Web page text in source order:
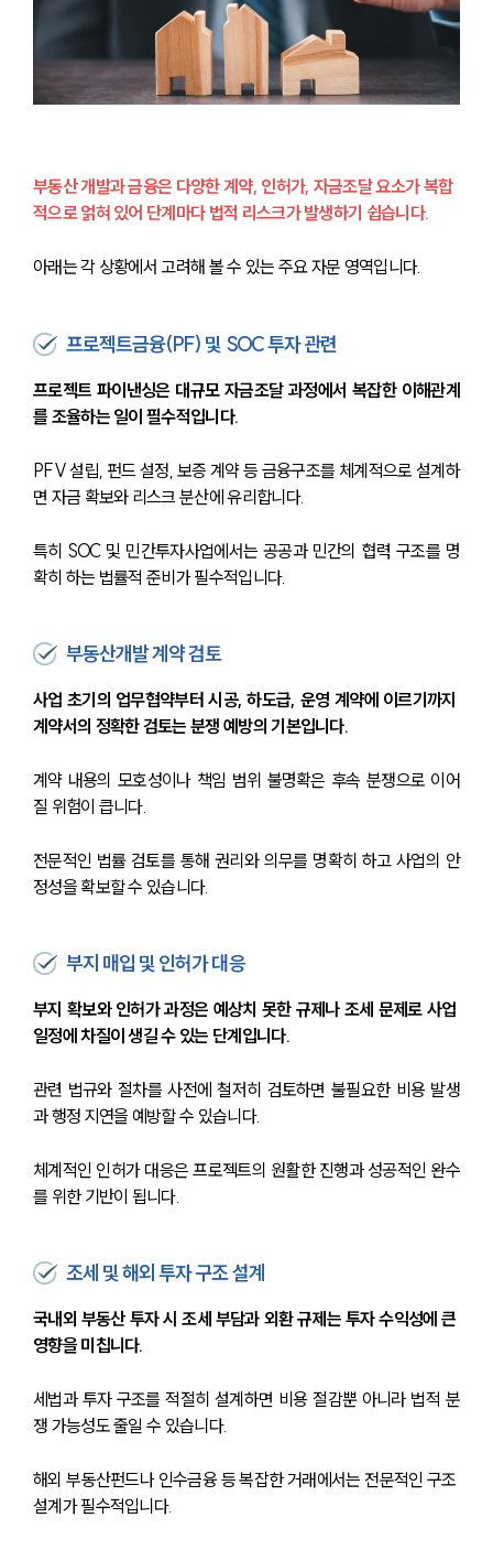
부동산 개발과 금융은 다양한 계약, 인허가, 자금조달 요소가 복합
적으로 얽혀 있어 단계마다 법적 리스크가 발생하기 쉽습니다.
아래는 각 상황에서 고려해 볼 수 있는 주요 자문 영역입니다.
프로젝트금융(PF) 및 SOC 투자 관련
프로젝트 파이낸싱은 대규모 자금조달 과정에서 복잡한 이해관계
를 조율하는 일이 필수적입니다.
PFV 설립, 펀드 설정, 보증 계약 등 금융구조를 체계적으로 설계하
면 자금 확보와 리스크 분산에 유리합니다.
특히 SOC 및 민간투자사업에서는 공공과 민간의 협력 구조를 명
확히 하는 법률적 준비가 필수적입니다.
부동산개발 계약 검토
사업 초기의 업무협약부터 시공, 하도급, 운영 계약에 이르기까지
계약서의 정확한 검토는 분쟁 예방의 기본입니다.
계약 내용의 모호성이나 책임 범위 불명확은 후속 분쟁으로 이어
질 위험이 큽니다.
전문적인 법률 검토를 통해 권리와 의무를 명확히 하고 사업의 안
정성을 확보할 수 있습니다.
부지 매입 및 인허가 대응
부지 확보와 인허가 과정은 예상치 못한 규제나 조세 문제로 사업
일정에 차질이 생길 수 있는 단계입니다.
관련 법규와 절차를 사전에 철저히 검토하면 불필요한 비용 발생
과 행정 지연을 예방할 수 있습니다.
체계적인 인허가 대응은 프로젝트의 원활한 진행과 성공적인 완수
를 위한 기반이 됩니다.
조세 및 해외 투자 구조 설계
국내외 부동산 투자 시 조세 부담과 외환 규제는 투자 수익성에 큰
영향을 미칩니다.
세법과 투자 구조를 적절히 설계하면 비용 절감뿐 아니라 법적 분
쟁 가능성도 줄일 수 있습니다.
해외 부동산펀드나 인수금융 등 복잡한 거래에서는 전문적인 구조
설계가 필수적입니다.